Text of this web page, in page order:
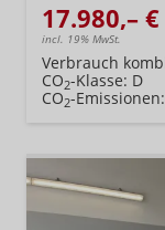
17.980,– €
incl. 19% MwSt.
Verbrauch
CO2-Klasse: D
CO2-Emissionen: